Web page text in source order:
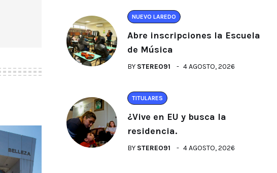
NUEVO LAREDO
Abre inscripciones la Escuela
de Música
BY STEREO91 4 AGOSTO, 2026
TITULARES
¿Vive en EU y busca la
residencia.
BY STEREO91 4 AGOSTO, 2026